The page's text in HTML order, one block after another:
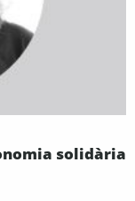
solidària